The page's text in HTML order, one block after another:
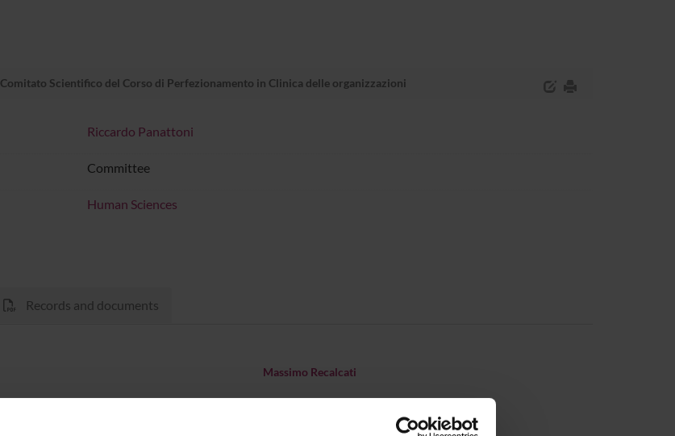
Comitato Scientifico del Corso di Perfezionamento in Clinica delle organizzazioni
Riccardo Panattoni
Committee
Human Sciences
Records and documents
Massimo Recalcati